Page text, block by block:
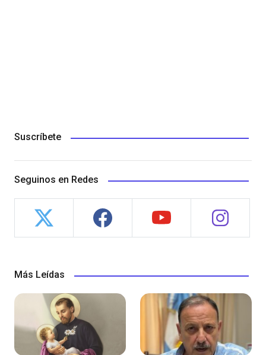
Suscríbete
Seguinos en Redes
Más Leídas